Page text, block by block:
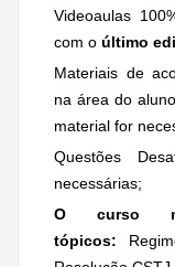
Videoaulas
com o último
Materiais de
na área do
material for
Questões
necessárias;
O curso
tópicos: